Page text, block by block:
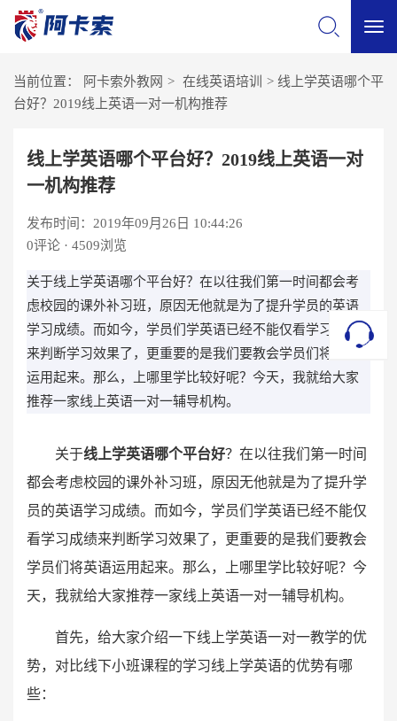
当前位置： 阿卡索外教网 > 在线英语培训 > 线上学英语哪个平
台好？2019线上英语一对一机构推荐
线上学英语哪个平台好？2019线上英语一对
一机构推荐
发布时间：2019年09月26日 10:44:26
0评论 · 4509浏览
关于线上学英语哪个平台好？在以往我们第一时间都会考
虑校园的课外补习班，原因无他就是为了提升学员的英语
学习成绩。而如今，学员们学英语已经不能仅看学习成绩
来判断学习效果了，更重要的是我们要教会学员们将英语
运用起来。那么，上哪里学比较好呢？今天，我就给大家
推荐一家线上英语一对一辅导机构。
关于线上学英语哪个平台好？在以往我们第一时间
都会考虑校园的课外补习班，原因无他就是为了提升学
员的英语学习成绩。而如今，学员们学英语已经不能仅
看学习成绩来判断学习效果了，更重要的是我们要教会
学员们将英语运用起来。那么，上哪里学比较好呢？今
天，我就给大家推荐一家线上英语一对一辅导机构。
首先，给大家介绍一下线上学英语一对一教学的优
势，对比线下小班课程的学习线上学英语的优势有哪
些：